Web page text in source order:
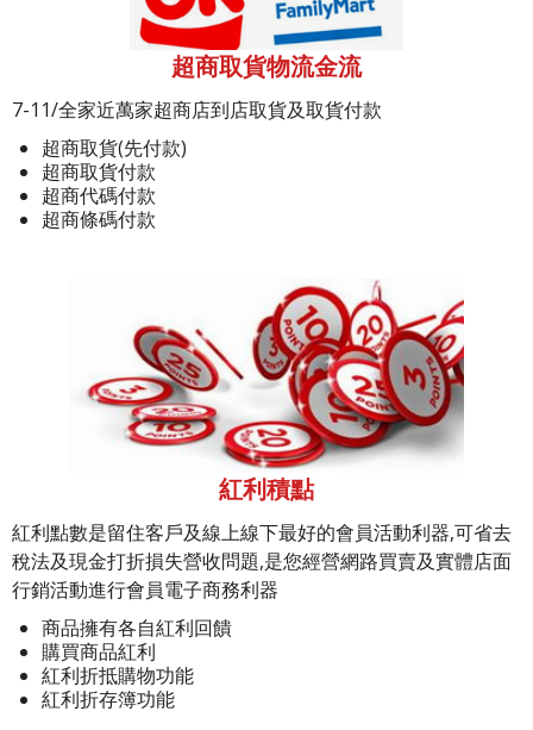
超商取貨物流金流
7-11/全家近萬家超商店到店取貨及取貨付款
超商取貨(先付款)
超商取貨付款
超商代碼付款
超商條碼付款
紅利積點
紅利點數是留住客戶及線上線下最好的會員活動利器,可省去
稅法及現金打折損失營收問題,是您經營網路買賣及實體店面
行銷活動進行會員電子商務利器
商品擁有各自紅利回饋
購買商品紅利
紅利折抵購物功能
紅利折存簿功能